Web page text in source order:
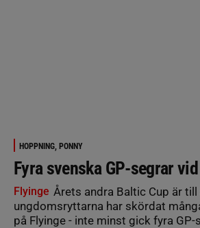
HOPPNING, PONNY
Fyra svenska GP-segrar
Flyinge Årets andra Baltic Cup är till
ungdomsryttarna har skördat
på Flyinge - inte minst gick fyra GP-